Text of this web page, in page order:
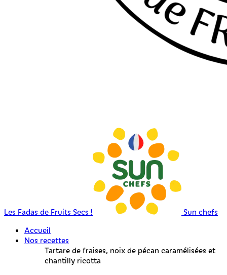
Les Fadas de Fruits Secs !
Sun chefs
Accueil
Nos recettes
Tartare de fraises, noix de pécan caramélisées et
chantilly ricotta